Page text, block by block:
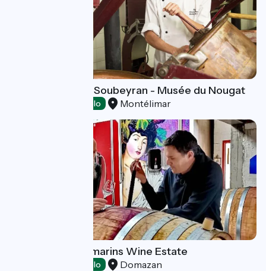
Fabrique Arnaud Soubeyran - Musée du Nougat
Accueil Vélo Montélimar
Domaine des Romarins Wine Estate
Accueil Vélo Domazan